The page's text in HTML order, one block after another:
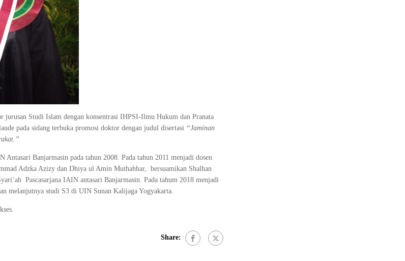
Studi Islam dengan konsentrasi IHPSI-Ilmu Hukum dan Pranata
pada sidang terbuka promosi doktor dengan judul disertasi “Jaminan
Banjarmasin pada tahun 2008. Pada tahun 2011 menjadi dosen
Adzka Azizy dan Dhiya ul Amin Muthahhar, bersuamikan Shalhan
Pascasarjana IAIN antasari Banjarmasin. Pada tahum 2018 menjadi
melanjutnya studi S3 di UIN Sunan Kalijaga Yogyakarta.
Share: